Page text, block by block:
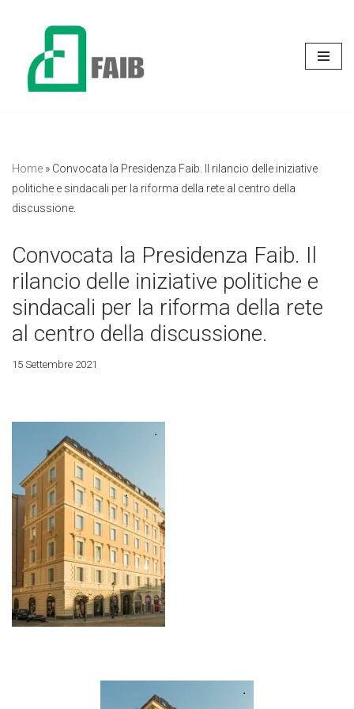
contenuto
Home » Convocata la Presidenza Faib. Il rilancio delle iniziative
politiche e sindacali per la riforma della rete al centro della
discussione.
Convocata la Presidenza Faib. Il
rilancio delle iniziative politiche e
sindacali per la riforma della rete
al centro della discussione.
15 Settembre 2021